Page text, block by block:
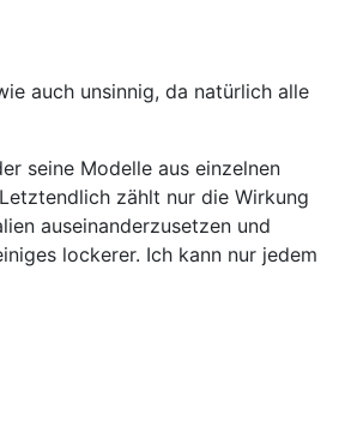
auch unsinnig, da natürlich alle
seine Modelle aus einzelnen
zählt nur die Wirkung
auseinanderzusetzen und
lockerer. Ich kann nur jedem